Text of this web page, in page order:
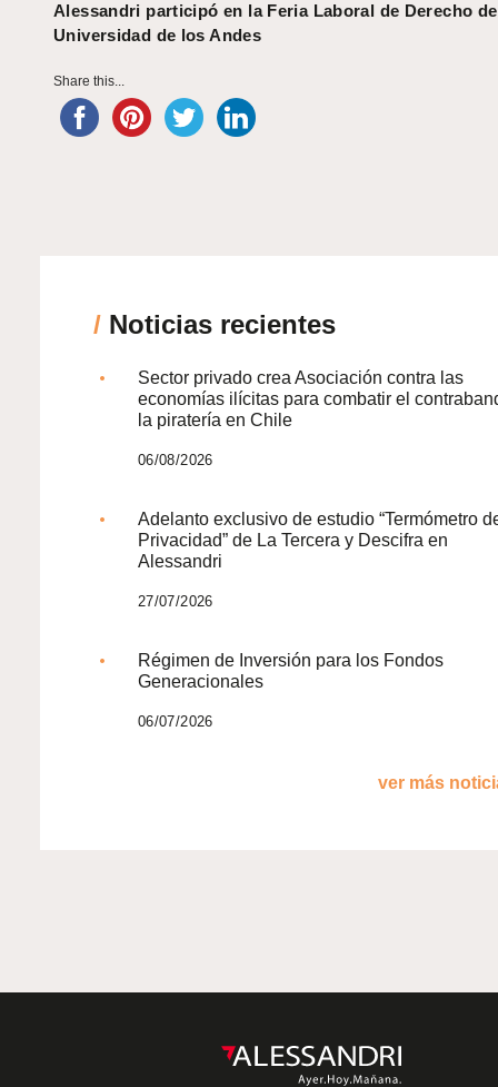
Alessandri participó en la Feria Laboral de Derecho
Universidad de los Andes
Share this...
/ Noticias recientes
Sector privado crea Asociación contra las
economías ilícitas para combatir el
la piratería en Chile
06/08/2026
Adelanto exclusivo de estudio “Termómetro
Privacidad” de La Tercera y Descifra en
Alessandri
27/07/2026
Régimen de Inversión para los Fondos
Generacionales
06/07/2026
ver más